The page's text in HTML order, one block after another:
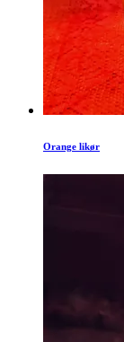
Orange likør